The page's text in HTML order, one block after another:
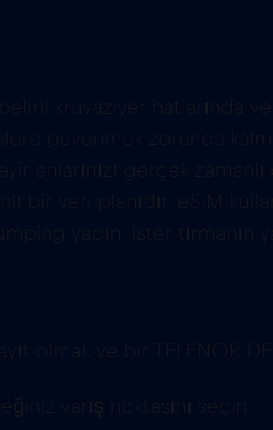
kruvaziyer hatlarında
güvenmek zorunda
anlarınızı gerçek zamanlı
bir veri planıdır. eSIM
yapın, ister tırmanın
olmak ve bir TELENOR
varış noktasını seçin.